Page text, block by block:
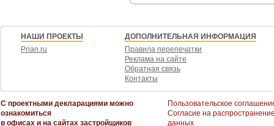
НАШИ ПРОЕКТЫ
Prian.ru
ДОПОЛНИТЕЛЬНАЯ ИНФОРМАЦИЯ
Правила перепечатки
Реклама на сайте
Обратная связь
Контакты
С проектными декларациями можно
ознакомиться
в офисах и на сайтах застройщиков
Пользовательское
Согласие на
данных